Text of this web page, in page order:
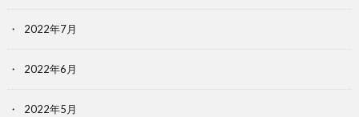
2022年7月
2022年6月
2022年5月